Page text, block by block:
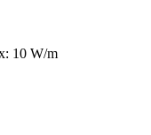
10 W/m